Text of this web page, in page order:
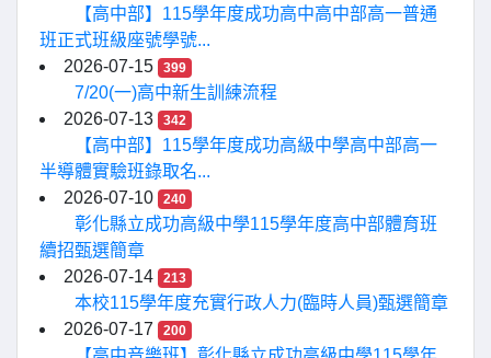
【高中部】115學年度成功高中高中部高一普通
班正式班級座號學號...
2026-07-15
399
7/20(一)高中新生訓練流程
2026-07-13
342
【高中部】115學年度成功高級中學高中部高一
半導體實驗班錄取名...
2026-07-10
240
彰化縣立成功高級中學115學年度高中部體育班
續招甄選簡章
2026-07-14
213
本校115學年度充實行政人力(臨時人員)甄選簡章
2026-07-17
200